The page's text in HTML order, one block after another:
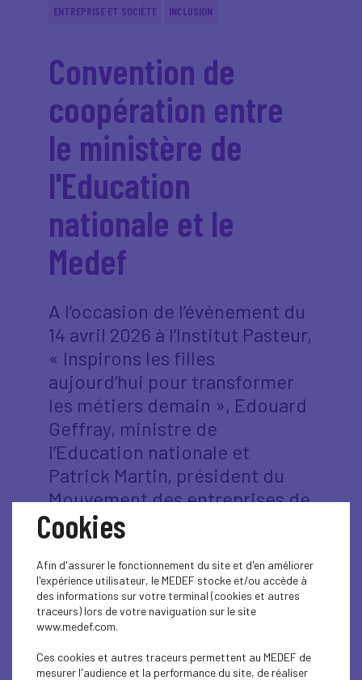
ENTREPRISE ET SOCIÉTÉ INCLUSION
Convention de
coopération entre
le ministère de
l'Education
nationale et le
Medef
A l’occasion de l’événement du
14 avril 2026 à l’Institut Pasteur,
« Inspirons les filles
aujourd’hui pour transformer
les métiers demain », Edouard
Geffray, ministre de
l’Education nationale et
Patrick Martin, président du
Mouvement des entreprises de
France, ont signé une
convention de coopération.
Valable pour trois ans, cette convention est un
volet significatif de la politique du Medef en
faveur de la jeunesse. Elle a vocation à être
déclinée territoire par territoire, académie par
publics vulnérables.
Cookies
Afin d'assurer le fonctionnement du site et d'en améliorer
l'expérience utilisateur, le MEDEF stocke et/ou accède à
des informations sur votre terminal (cookies et autres
traceurs) lors de votre naviguation sur le site
www.medef.com.
Ces cookies et autres traceurs permettent au MEDEF de
mesurer l'audience et la performance du site, de réaliser